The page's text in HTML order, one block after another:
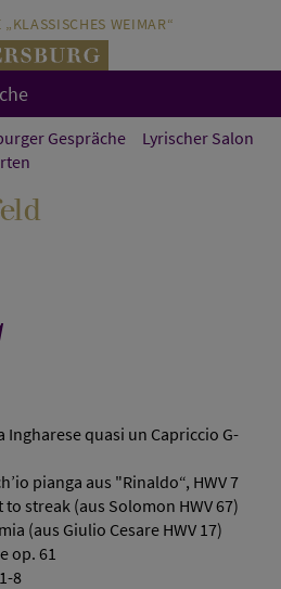
WEIMAR“
Gespräche
Lyrischer Salon
Ingharese quasi un Capriccio G-
pianga aus "Rinaldo“, HWV 7
streak (aus Solomon HWV 67)
(aus Giulio Cesare HWV 17)
op. 61
8